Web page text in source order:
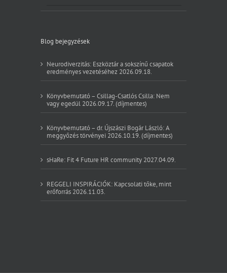
Blog bejegyzések
Neurodiverzitás: Eszköztár a sokszínű csapatok
eredményes vezetéséhez 2026.09.18.
Könyvbemutató – Csillag-Csatlós Csilla: Nem
vagy egedül 2026.09.17. (díjmentes)
Könyvbemutató – dr. Újszászi Bogár László: A
meggyőzés törvényei 2026.10.19. (díjmentes)
sHaRe: Fit 4 Future HR community 2027.04.09.
REGGELI INSPIRÁCIÓK: Kapcsolati tőke, mint
erőforrás 2026.11.03.